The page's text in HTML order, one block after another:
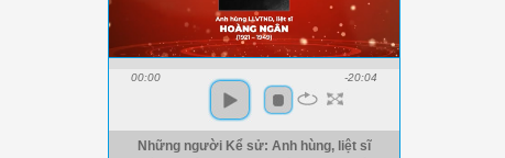
00:00 -20:04
Những người Kể sử: Anh hùng, liệt sĩ